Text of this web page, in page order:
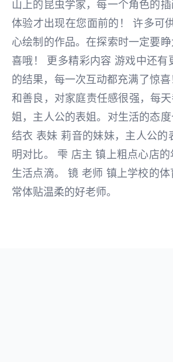
山上的昆虫学家，每一个角色的
体验才出现在您面前的！ 许多可
心绘制的作品。在探索时一定要
喜哦！ 更多精彩内容 游戏中还
的结果，每一次互动都充满了惊
和善良，对家庭责任感很强，每
姐，主人公的表姐。对生活的态
结衣 表妹 莉音的妹妹，主人公
明对比。 雫 店主 镇上粗点心店
生活点滴。 镜 老师 镇上学校的
常体贴温柔的好老师。